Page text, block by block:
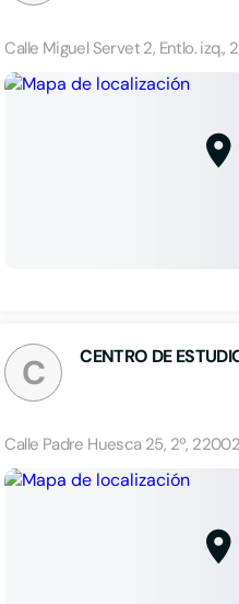
Calle Miguel Servet 2, Entlo. izq.,
C CENTRO DE
Calle Padre Huesca 25, 2º,